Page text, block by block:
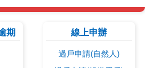
期 線上申辦
過戶申請(自然人)